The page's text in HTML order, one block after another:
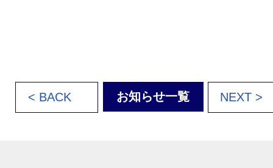
< BACK お知らせ一覧 NEXT >